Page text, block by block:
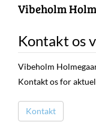
Vibeholm
Kontakt os
Vibeholm
Kontakt os for
Kontakt